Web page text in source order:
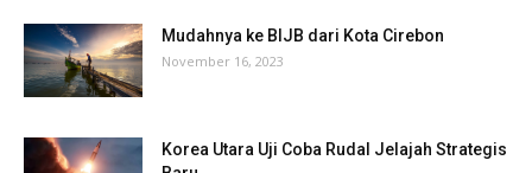
Mudahnya ke BIJB dari Kota Cirebon
November 16, 2023
Korea Utara Uji Coba Rudal Jelajah Strategis